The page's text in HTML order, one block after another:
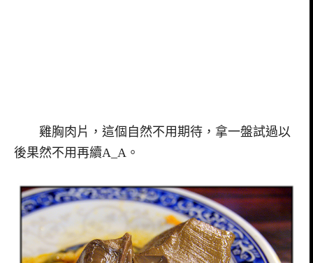
雞胸肉片，這個自然不用期待，拿一盤試過以
後果然不用再續A_A。